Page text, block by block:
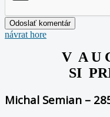
návrat hore
V A U
SI
Michal Semian –